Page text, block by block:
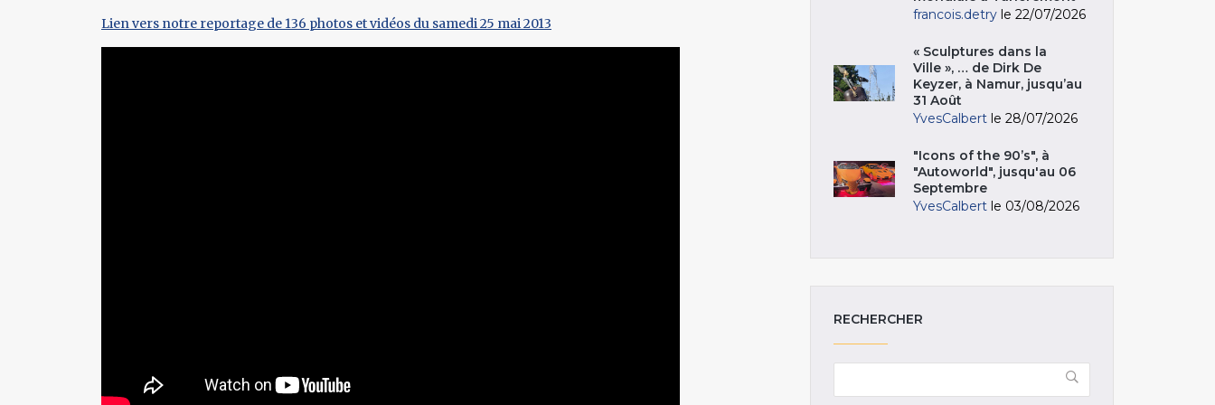
Lien vers notre reportage de 136 photos et vidéos du samedi 25 mai 2013
francois.detry le 22/07/2026
« Sculptures dans la
Ville », … de Dirk De
Keyzer, à Namur, jusqu’au
31 Août
YvesCalbert le 28/07/2026
"Icons of the 90’s", à
"Autoworld", jusqu'au 06
Septembre
YvesCalbert le 03/08/2026
RECHERCHER